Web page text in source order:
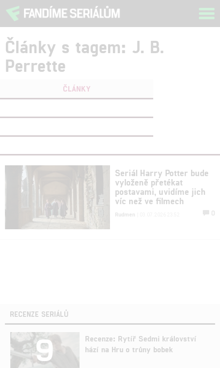
Články s tagem: J. B.
Perrette
ČLÁNKY
Seriál Harry Potter bude
vyloženě přetékat
postavami, uvidíme jich
víc než ve filmech
Rudmen 0
RECENZE SERIÁLŮ
9
Recenze: Rytíř Sedmi království
hází na Hru o trůny bobek